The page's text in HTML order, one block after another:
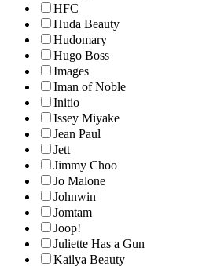
HFC
Huda Beauty
Hudomary
Hugo Boss
Images
Iman of Noble
Initio
Issey Miyake
Jean Paul
Jett
Jimmy Choo
Jo Malone
Johnwin
Jomtam
Joop!
Juliette Has a Gun
Kailya Beauty